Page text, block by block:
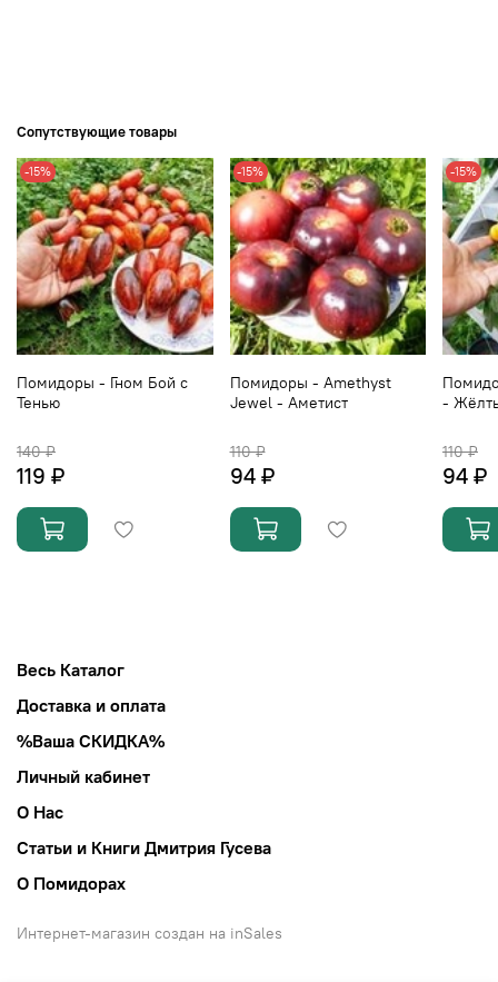
Сопутствующие товары
-15%
Помидоры - Гном Бой с
Тенью
140 ₽
119 ₽
-15%
Помидоры - Amethyst
Jewel - Аметист
110 ₽
94 ₽
-15%
-
110 ₽
94 ₽
Весь Каталог
Доставка и оплата
%Ваша СКИДКА%
Личный кабинет
О Нас
Статьи и Книги Дмитрия Гусева
О Помидорах
Интернет-магазин создан на inSales